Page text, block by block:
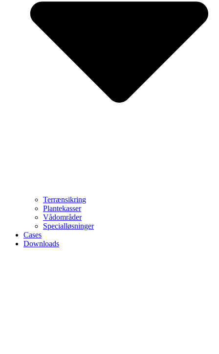
Terrænsikring
Plantekasser
Vådområder
Specialløsninger
Cases
Downloads